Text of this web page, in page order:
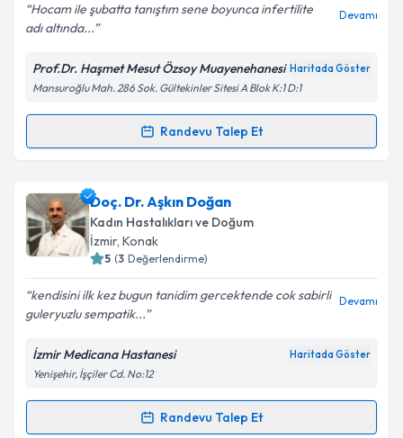
Kişisel verilerimin işlenmesine ilişkin Aydınlatma
Metni'ni okudum ve kişisel verilerimin belirtilen
kapsamda işlenmesini kabul ediyorum.
Hocam ile şubatta tanıştım sene boyunca infertilite
adı altında...
Devamı
Prof.Dr. Haşmet Mesut Özsoy Muayenehanesi Haritada Göster
Mansuroğlu Mah. 286 Sok. Gültekinler Sitesi A Blok K:1 D:1
Randevu Talep Et
Randevu Takvimi Talebi
Prof. Dr. Haşmet Mesut Özsoy
talebi oluşturun. Size bu uzmandan randevu almanız
için bir takvim hazırlandığında e-posta ile
bilgilendireceğiz.
E-posta Adresiniz
Kişisel verilerimin işlenmesine ilişkin
Metni'ni okudum ve kişisel verilerimin belirtilen
kapsamda işlenmesini kabul ediyorum.
Doç. Dr. Aşkın Doğan
Kadın Hastalıkları ve Doğum
İzmir, Konak
5 (3 Değerlendirme)
kendisini ilk kez bugun tanidim gercektende cok sabirli
guleryuzlu sempatik...
Devamı
İzmir Medicana Hastanesi Haritada Göster
Yenişehir, İşçiler Cd. No:12
Randevu Talep Et
Randevu Takvimi Talebi